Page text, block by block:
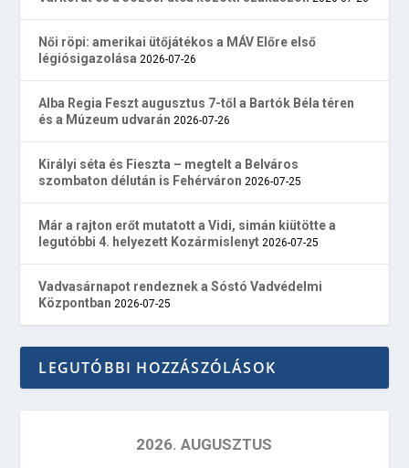
Női röpi: amerikai ütőjátékos a MÁV Előre első
légiósigazolása 2026-07-26
Alba Regia Feszt augusztus 7-től a Bartók Béla téren
és a Múzeum udvarán 2026-07-26
Királyi séta és Fieszta – megtelt a Belváros
szombaton délután is Fehérváron 2026-07-25
Már a rajton erőt mutatott a Vidi, simán kiütötte a
legutóbbi 4. helyezett Kozármislenyt 2026-07-25
Vadvasárnapot rendeznek a Sóstó Vadvédelmi
Központban 2026-07-25
LEGUTÓBBI HOZZÁSZÓLÁSOK
2026. AUGUSZTUS